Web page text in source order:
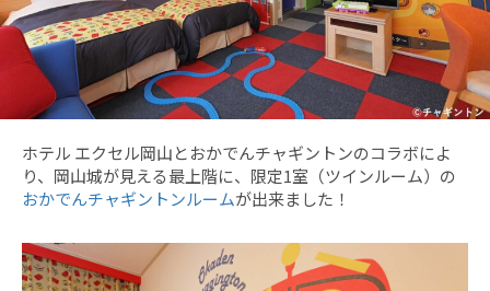
ホテル エクセル岡山とおかでんチャギントンのコラボによ
り、岡山城が見える最上階に、限定1室（ツインルーム）の
おかでんチャギントンルームが出来ました！